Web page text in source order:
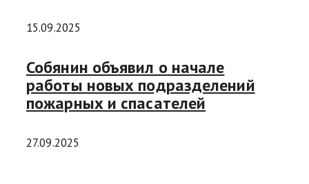
15.09.2025
Собянин объявил о начале
работы новых подразделений
пожарных и спасателей
27.09.2025